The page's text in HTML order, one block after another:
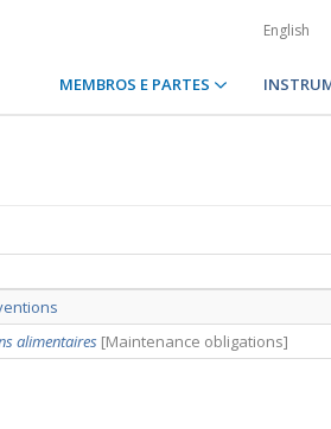
English
MEMBROS E PARTES
alimentaires [Maintenance obligations]